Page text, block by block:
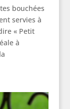
bouchées
servies à
« Petit
à